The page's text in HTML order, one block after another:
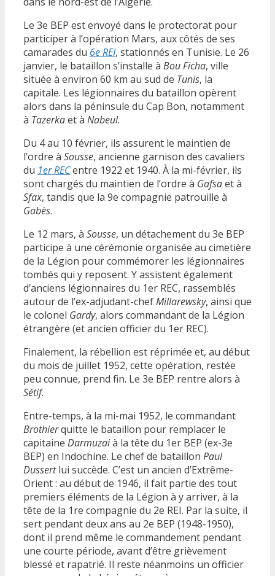
Le 3e BEP est envoyé dans le protectorat pour
participer à l’opération Mars, aux côtés de ses
camarades du 6e REI, stationnés en Tunisie. Le 26
janvier, le bataillon s’installe à Bou Ficha, ville
située à environ 60 km au sud de Tunis, la
capitale. Les légionnaires du bataillon opèrent
alors dans la péninsule du Cap Bon, notamment
à Tazerkaet à Nabeul.
Du 4 au 10 février, ils assurent le maintien de
l’ordre à Sousse, ancienne garnison des cavaliers
du 1er RECentre 1922 et 1940. À la mi-février, ils
sont chargés du maintien de l’ordre à Gafsaet à
Sfax, tandis que la 9e compagnie patrouille à
Gabès.
Le 12 mars, à Sousse, un détachement du 3e BEP
participe à une cérémonie organisée au cimetière
de la Légion pour commémorer les légionnaires
tombés qui y reposent. Y assistent également
d’anciens légionnaires du 1er REC, rassemblés
autour de l’ex-adjudant-chefMillarewsky, ainsi que
le colonel Gardy, alors commandant de la Légion
étrangère (et ancien officier du 1er REC).
Finalement, la rébellion est réprimée et, au début
du mois de juillet 1952, cette opération, restée
peu connue, prend fin. Le 3e BEP rentre alors à
Sétif.
Entre-temps, à la mi-mai 1952, le commandant
Brothierquitte le bataillon pour remplacer le
capitaine Darmuzaià la tête du 1er BEP (ex-3e
BEP) en Indochine. Le chef de bataillon Paul
Dussertlui succède. C’est un ancien d’Extrême-
Orient : au début de 1946, il fait partie des tout
premiers éléments de la Légion à y arriver, à la
tête de la 1re compagnie du 2e REI. Par la suite, il
sert pendant deux ans au 2e BEP (1948-1950),
dont il prend même le commandement pendant
une courte période, avant d’être grièvement
blessé et rapatrié. Il reste néanmoins un officier